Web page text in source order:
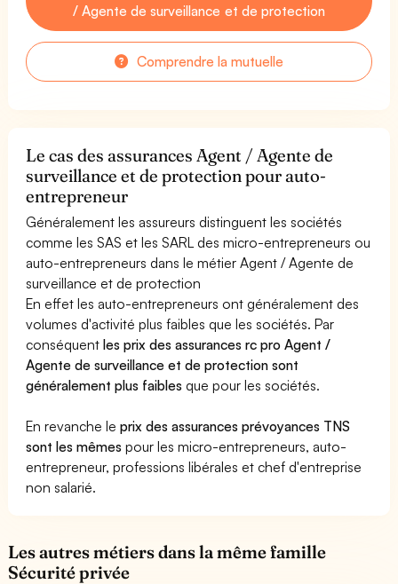
/ Agente de surveillance et de protection
Comprendre la mutuelle
Le cas des assurances Agent / Agente de
surveillance et de protection pour auto-
entrepreneur
Généralement les assureurs distinguent les sociétés
comme les SAS et les SARL des micro-entrepreneurs ou
auto-entrepreneurs dans le métier Agent / Agente de
surveillance et de protection
En effet les auto-entrepreneurs ont généralement des
volumes d'activité plus faibles que les sociétés. Par
conséquentles prix des assurances rc pro Agent /
Agente de surveillance et de protection sont
généralement plus faibles que pour les sociétés.
En revanche leprix des assurances prévoyances TNS
sont les mêmes pour les micro-entrepreneurs, auto-
entrepreneur, professions libérales et chef d'entreprise
non salarié.
Les autres métiers dans la même famille
Sécurité privée